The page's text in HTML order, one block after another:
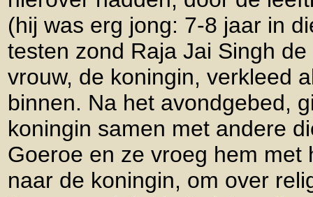
(hij was erg jong: 7-8 jaar in
testen zond Raja Jai Singh
vrouw, de koningin, verkleed
binnen. Na het avondgebed,
koningin samen met andere
Goeroe en ze vroeg hem met
naar de koningin, om over